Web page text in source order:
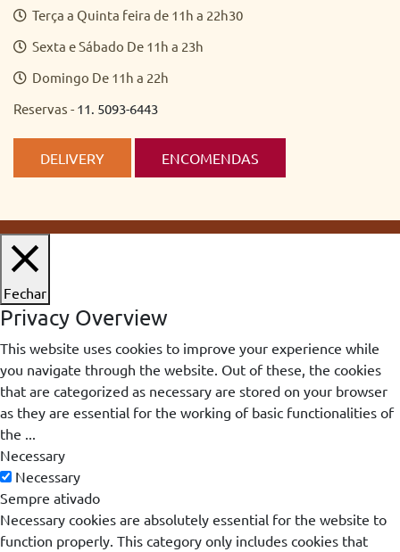
Terça a Quinta feira de 11h a 22h30
Sexta e Sábado De 11h a 23h
Domingo De 11h a 22h
Reservas - 11. 5093-6443
DELIVERY ENCOMENDAS
Fechar
Privacy Overview
This website uses cookies to improve your experience while
you navigate through the website. Out of these, the cookies
that are categorized as necessary are stored on your browser
as they are essential for the working of basic functionalities of
the ...
Necessary
Necessary
Sempre ativado
Necessary cookies are absolutely essential for the website to
function properly. This category only includes cookies that